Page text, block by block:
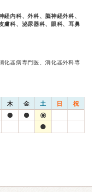
内科、外科、脳神経外科、
膚科、泌尿器科、眼科、耳鼻
化器病専門医、消化器外科専
木 金 土 日 祝